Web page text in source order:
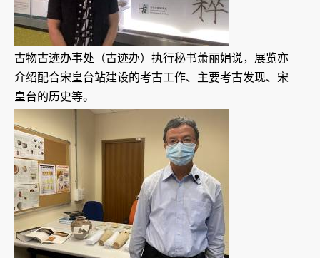
古物古迹办事处（古迹办）执行秘书萧丽娟说，展览亦
介绍配合宋皇台站建设的考古工作、主要考古发现、宋
皇台的历史等。